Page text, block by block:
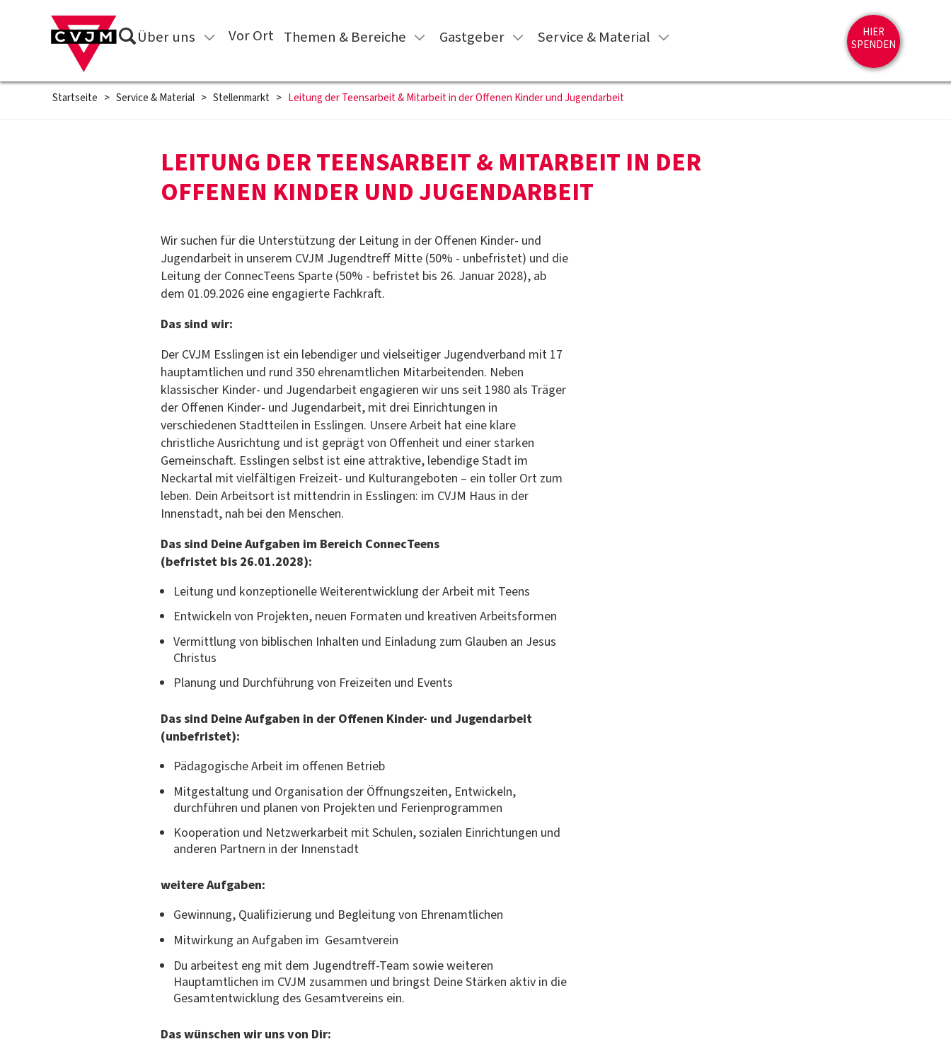
Direkt zum Inhalt springen
Suche
Über uns Vor Ort Themen & Bereiche Gastgeber Service & Material
HIER
SPENDEN
Startseite > Service & Material > Stellenmarkt > Leitung der Teensarbeit & Mitarbeit in der Offenen Kinder und Jugendarbeit
LEITUNG DER TEENSARBEIT & MITARBEIT IN DER
OFFENEN KINDER UND JUGENDARBEIT
Wir suchen für die Unterstützung der Leitung in der Offenen Kinder- und
Jugendarbeit in unserem CVJM Jugendtreff Mitte (50% - unbefristet) und die
Leitung der ConnecTeens Sparte (50% - befristet bis 26. Januar 2028), ab
dem 01.09.2026 eine engagierte Fachkraft.
Das sind wir:
Der CVJM Esslingen ist ein lebendiger und vielseitiger Jugendverband mit 17
hauptamtlichen und rund 350 ehrenamtlichen Mitarbeitenden. Neben
klassischer Kinder- und Jugendarbeit engagieren wir uns seit 1980 als Träger
der Offenen Kinder- und Jugendarbeit, mit drei Einrichtungen in
verschiedenen Stadtteilen in Esslingen. Unsere Arbeit hat eine klare
christliche Ausrichtung und ist geprägt von Offenheit und einer starken
Gemeinschaft. Esslingen selbst ist eine attraktive, lebendige Stadt im
Neckartal mit vielfältigen Freizeit- und Kulturangeboten – ein toller Ort zum
leben. Dein Arbeitsort ist mittendrin in Esslingen: im CVJM Haus in der
Innenstadt, nah bei den Menschen.
Das sind Deine Aufgaben im Bereich ConnecTeens
(befristet bis 26.01.2028):
Leitung und konzeptionelle Weiterentwicklung der Arbeit mit Teens
Entwickeln von Projekten, neuen Formaten und kreativen Arbeitsformen
Vermittlung von biblischen Inhalten und Einladung zum Glauben an Jesus
Christus
Planung und Durchführung von Freizeiten und Events
Das sind Deine Aufgaben in der Offenen Kinder- und Jugendarbeit
(unbefristet):
Pädagogische Arbeit im offenen Betrieb
Mitgestaltung und Organisation der Öffnungszeiten, Entwickeln,
durchführen und planen von Projekten und Ferienprogrammen
Kooperation und Netzwerkarbeit mit Schulen, sozialen Einrichtungen und
anderen Partnern in der Innenstadt
weitere Aufgaben:
Gewinnung, Qualifizierung und Begleitung von Ehrenamtlichen
Mitwirkung an Aufgaben im Gesamtverein
Du arbeitest eng mit dem Jugendtreff-Team sowie weiteren
Hauptamtlichen im CVJM zusammen und bringst Deine Stärken aktiv in die
Gesamtentwicklung des Gesamtvereins ein.
Das wünschen wir uns von Dir: